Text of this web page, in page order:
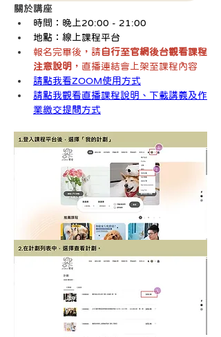
關於講座
時間：晚上20:00 - 21:00
地點：線上課程平台
報名完畢後，請 自行至官網後台觀看課程
注意說明 ，直播連結會上架至課程內容
請點我看ZOOM使用方式
請點我觀看直播課程說明、下載講義及作
業繳交提問方式